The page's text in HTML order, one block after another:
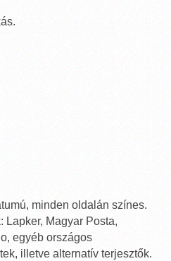
minden oldalán színes.
Lapker, Magyar Posta,
egyéb országos
illetve alternatív terjesztők.